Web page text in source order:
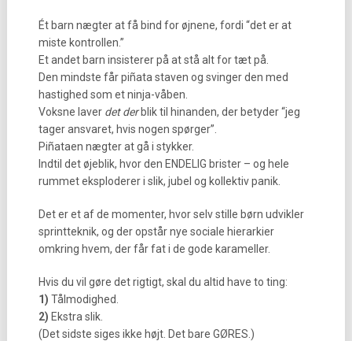
Ét barn nægter at få bind for øjnene, fordi “det er at
miste kontrollen.”
Et andet barn insisterer på at stå alt for tæt på.
Den mindste får piñata staven og svinger den med
hastighed som et ninja-våben.
Voksne laver det derblik til hinanden, der betyder “jeg
tager ansvaret, hvis nogen spørger”.
Piñataen nægter at gå i stykker.
Indtil det øjeblik, hvor den ENDELIG brister – og hele
rummet eksploderer i slik, jubel og kollektiv panik.
Det er et af de momenter, hvor selv stille børn udvikler
sprintteknik, og der opstår nye sociale hierarkier
omkring hvem, der får fat i de gode karameller.
Hvis du vil gøre det rigtigt, skal du altid have to ting:
1) Tålmodighed.
2) Ekstra slik.
(Det sidste siges ikke højt. Det bare GØRES.)